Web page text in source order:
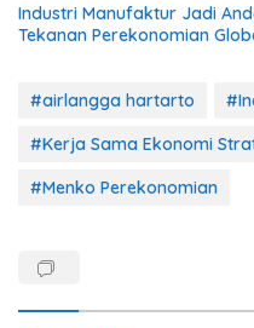
Industri Manufaktur Jadi
Tekanan Perekonomian
#airlangga hartarto
#Kerja Sama Ekonomi
#Menko Perekonomian